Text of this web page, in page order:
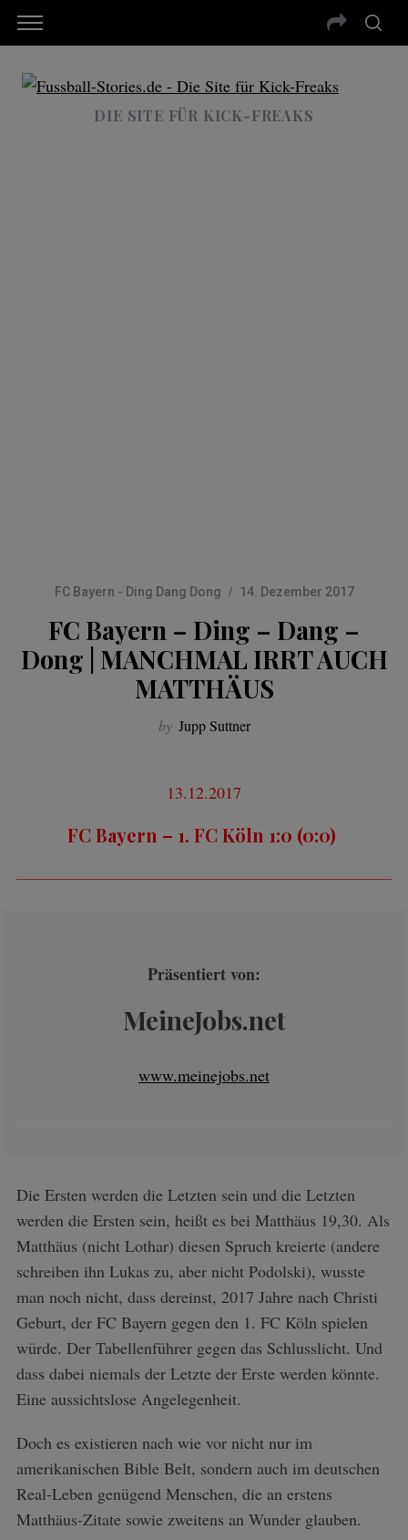
DIE SITE FÜR KICK-FREAKS
FC Bayern - Ding Dang Dong 14. Dezember 2017
FC Bayern – Ding – Dang –
Dong | MANCHMAL IRRT AUCH
MATTHÄUS
by Jupp Suttner
13.12.2017
FC Bayern – 1. FC Köln 1:0 (0:0)
Präsentiert von:
MeineJobs.net
www.meinejobs.net
Die Ersten werden die Letzten sein und die Letzten
werden die Ersten sein, heißt es bei Matthäus 19,30. Als
Matthäus (nicht Lothar) diesen Spruch kreierte (andere
schreiben ihn Lukas zu, aber nicht Podolski), wusste
man noch nicht, dass dereinst, 2017 Jahre nach Christi
Geburt, der FC Bayern gegen den 1. FC Köln spielen
würde. Der Tabellenführer gegen das Schlusslicht. Und
dass dabei niemals der Letzte der Erste werden könnte.
Eine aussichtslose Angelegenheit.
Doch es existieren nach wie vor nicht nur im
amerikanischen Bible Belt, sondern auch im deutschen
Real-Leben genügend Menschen, die an erstens
Matthäus-Zitate sowie zweitens an Wunder glauben.